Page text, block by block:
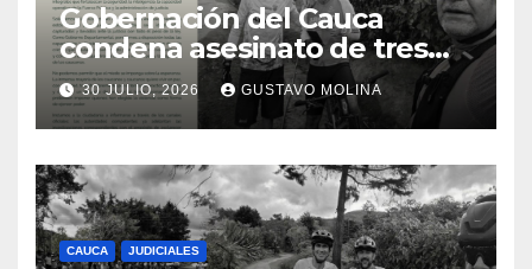
Gobernación del Cauca
condena asesinato de tres
ciudadanos y exige medidas
urgentes al Gobierno
Nacional
30 JULIO, 2026 GUSTAVO MOLINA
CAUCA JUDICIALES